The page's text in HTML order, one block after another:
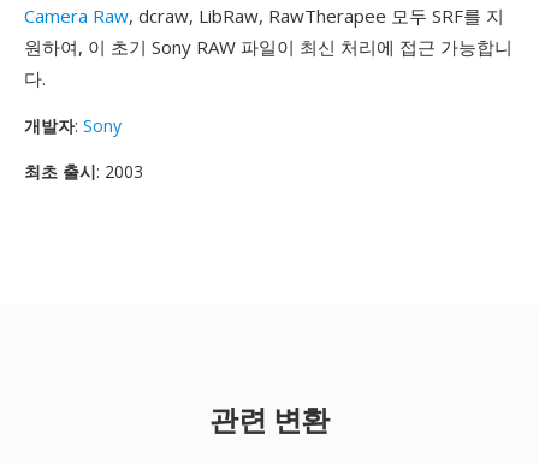
Camera Raw, dcraw, LibRaw, RawTherapee 모두 SRF를 지
원하여, 이 초기 Sony RAW 파일이 최신 처리에 접근 가능합니
다.
개발자: Sony
최초 출시: 2003
관련 변환